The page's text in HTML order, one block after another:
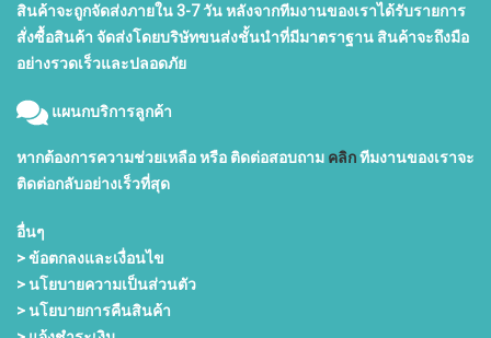
สินค้าจะถูกจัดส่งภายใน 3-7 วัน หลังจากทีมงานของเราได้รับรายการ
สั่งซื้อสินค้า จัดส่งโดยบริษัทขนส่งชั้นนำที่มีมาตราฐาน สินค้าจะถึงมือ
อย่างรวดเร็วและปลอดภัย
แผนกบริการลูกค้า
หากต้องการความช่วยเหลือ หรือ ติดต่อสอบถาม คลิกทีมงานของเราจะ
ติดต่อกลับอย่างเร็วที่สุด
อื่นๆ
> ข้อตกลงและเงื่อนไข
> นโยบายความเป็นส่วนตัว
> นโยบายการคืนสินค้า